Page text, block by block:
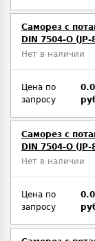
Саморез с
DIN 7504-O
Нет в наличии
Цена по
запросу
Саморез с
DIN 7504-O
Нет в наличии
Цена по
запросу